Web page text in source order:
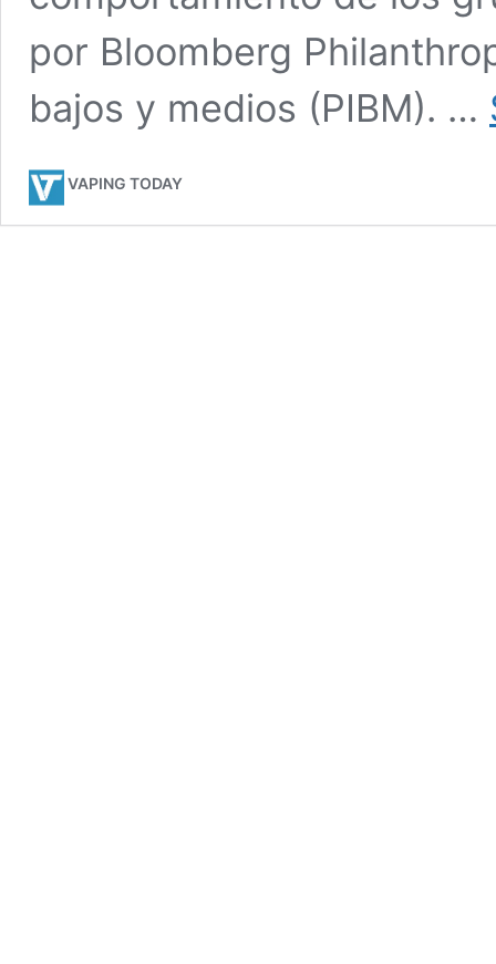
por Bloomberg
bajos y medios (PIBM). …
VAPING TODAY